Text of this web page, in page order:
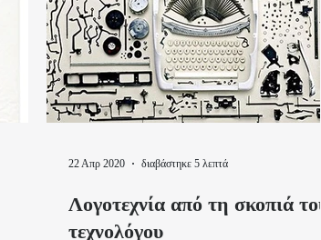
Λογοτεχνία από τη σκοπιά του
τεχνολόγου
22 Απρ 2020 διαβάστηκε 5 λεπτά